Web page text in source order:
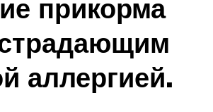
прикорма
аллергией.